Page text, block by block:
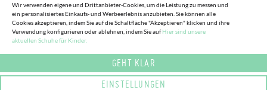
Wir verwenden eigene und Drittanbieter-Cookies, um die Leistung zu messen und
ein personalisiertes Einkaufs- und Werbeerlebnis anzubieten. Sie können alle
Cookies akzeptieren, indem Sie auf die Schaltfläche "Akzeptieren" klicken und ihre
Verwendung konfigurieren oder ablehnen, indem Sie aufHier sind unsere
aktuellen Schuhe für Kinder.
GEHT KLAR
EINSTELLUNGEN